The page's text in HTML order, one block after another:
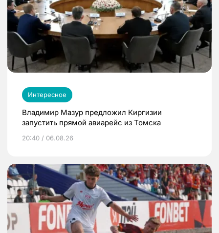
Интересное
Владимир Мазур предложил Киргизии
запустить прямой авиарейс из Томска
20:40 / 06.08.26